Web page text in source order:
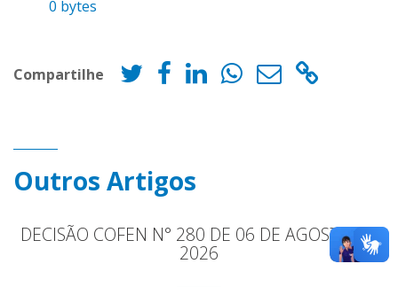
0 bytes
Compartilhe
Outros Artigos
DECISÃO COFEN N° 280 DE 06 DE AGOSTO DE
2026